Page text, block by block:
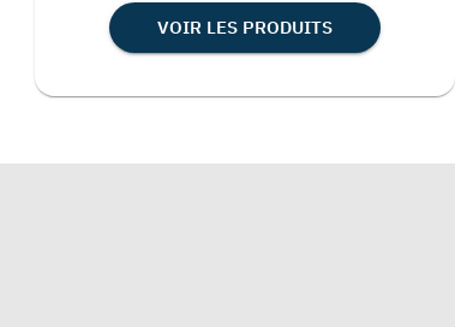
VOIR LES PRODUITS